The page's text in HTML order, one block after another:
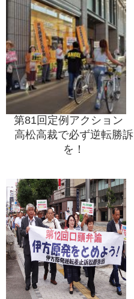
第81回定例アクション
高松高裁で必ず逆転勝訴
を！